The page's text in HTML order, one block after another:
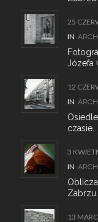
25
IN
Józefa
12
IN
czasie.
3
IN
Zabrzu.
13